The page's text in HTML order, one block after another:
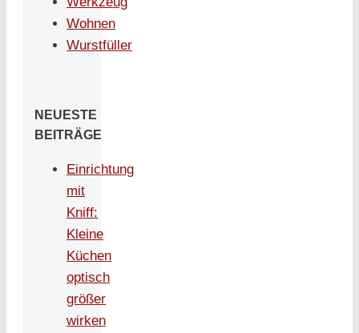
Wohnen
Wurstfüller
NEUESTE
BEITRÄGE
Einrichtung
mit
Kniff:
Kleine
Küchen
optisch
größer
wirken